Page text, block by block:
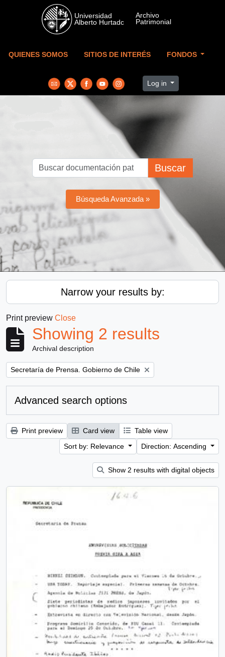
Skip to main content
QUIENES SOMOS SITIOS DE INTERÉS FONDOS
Log in
Buscar
Búsqueda Avanzada »
Narrow your results by:
Print preview Close
Showing 2 results
Archival description
Remove filter:
Secretaría de Prensa. Gobierno de Chile
Advanced search options
Print preview Card view
Table view
Sort by: Relevance
Direction: Ascending
Show 2 results with digital objects